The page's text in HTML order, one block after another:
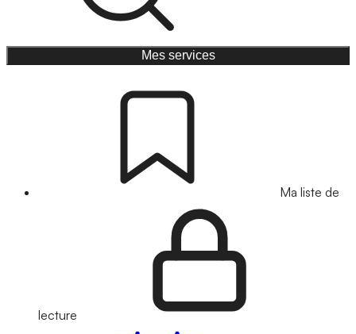
Mes services
Ma liste de
lecture